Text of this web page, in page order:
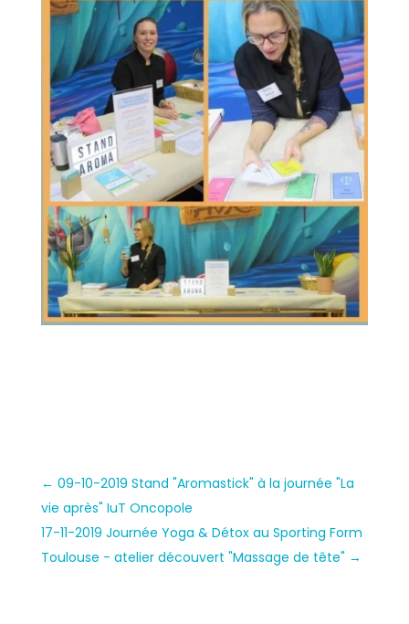
← 09-10-2019 Stand "Aromastick" à la journée "La
vie après" IuT Oncopole
17-11-2019 Journée Yoga & Détox au Sporting Form
Toulouse - atelier découvert "Massage de tête" →